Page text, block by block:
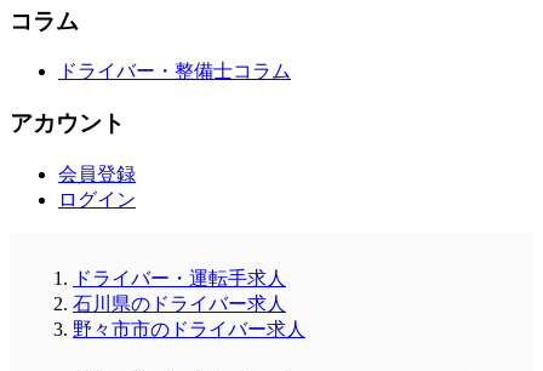
コラム
ドライバー・整備士コラム
アカウント
会員登録
ログイン
ドライバー・運転手求人
石川県のドライバー求人
野々市市のドライバー求人